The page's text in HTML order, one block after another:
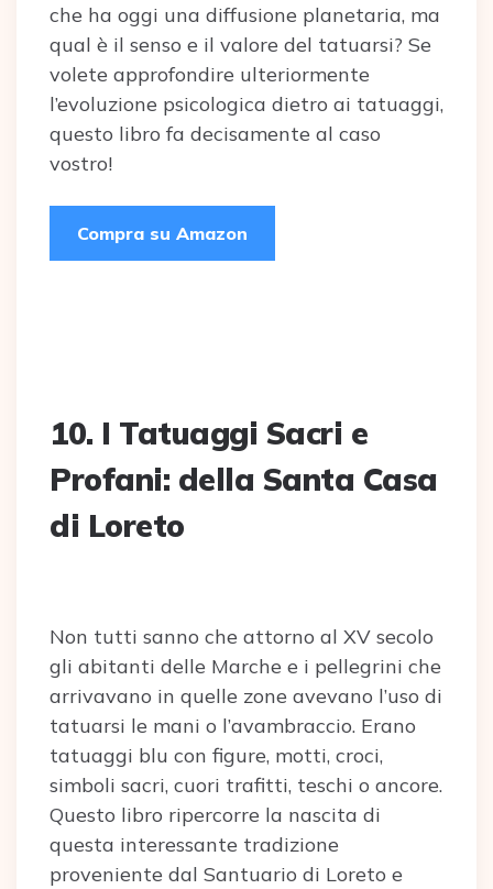
che ha oggi una diffusione planetaria, ma
qual è il senso e il valore del tatuarsi? Se
volete approfondire ulteriormente
l’evoluzione psicologica dietro ai tatuaggi,
questo libro fa decisamente al caso
vostro!
Compra su Amazon
10. I Tatuaggi Sacri e
Profani: della Santa Casa
di Loreto
Non tutti sanno che attorno al XV secolo
gli abitanti delle Marche e i pellegrini che
arrivavano in quelle zone avevano l’uso di
tatuarsi le mani o l’avambraccio. Erano
tatuaggi blu con figure, motti, croci,
simboli sacri, cuori trafitti, teschi o ancore.
Questo libro ripercorre la nascita di
questa interessante tradizione
proveniente dal Santuario di Loreto e